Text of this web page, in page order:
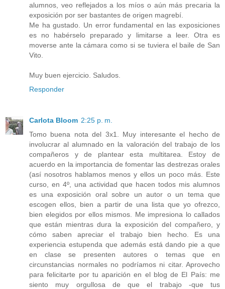
alumnos, veo reflejados a los míos o aún más precaria la
exposición por ser bastantes de origen magrebí.
Me ha gustado. Un error fundamental en las exposiciones
es no habérselo preparado y limitarse a leer. Otra es
moverse ante la cámara como si se tuviera el baile de San
Vito.
Muy buen ejercicio. Saludos.
Responder
Carlota Bloom 2:25 p. m.
Tomo buena nota del 3x1. Muy interesante el hecho de
involucrar al alumnado en la valoración del trabajo de los
compañeros y de plantear esta multitarea. Estoy de
acuerdo en la importancia de fomentar las destrezas orales
(así nosotros hablamos menos y ellos un poco más. Este
curso, en 4º, una actividad que hacen todos mis alumnos
es una exposición oral sobre un autor o un tema que
escogen ellos, bien a partir de una lista que yo ofrezco,
bien elegidos por ellos mismos. Me impresiona lo callados
que están mientras dura la exposición del compañero, y
cómo saben apreciar el trabajo bien hecho. Es una
experiencia estupenda que además está dando pie a que
en clase se presenten autores o temas que en
circunstancias normales no podríamos ni citar. Aprovecho
para felicitarte por tu aparición en el blog de El País: me
siento muy orgullosa de que el trabajo -que tus